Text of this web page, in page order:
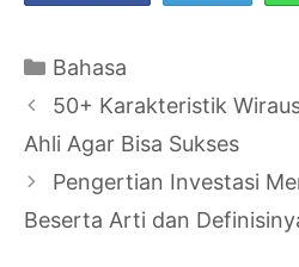
Kategori
Bahasa
Navigasi
Tulisan
50+ Karakteristik
Ahli Agar Bisa Sukses
Pengertian Investasi
Beserta Arti dan